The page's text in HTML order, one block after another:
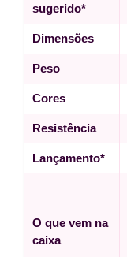
sugerido*
Dimensões
Peso
Cores
Resistência
Lançamento*
O que vem na
caixa